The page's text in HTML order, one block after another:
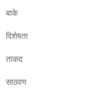
बाके
विशेषता
ताकद
साठवण